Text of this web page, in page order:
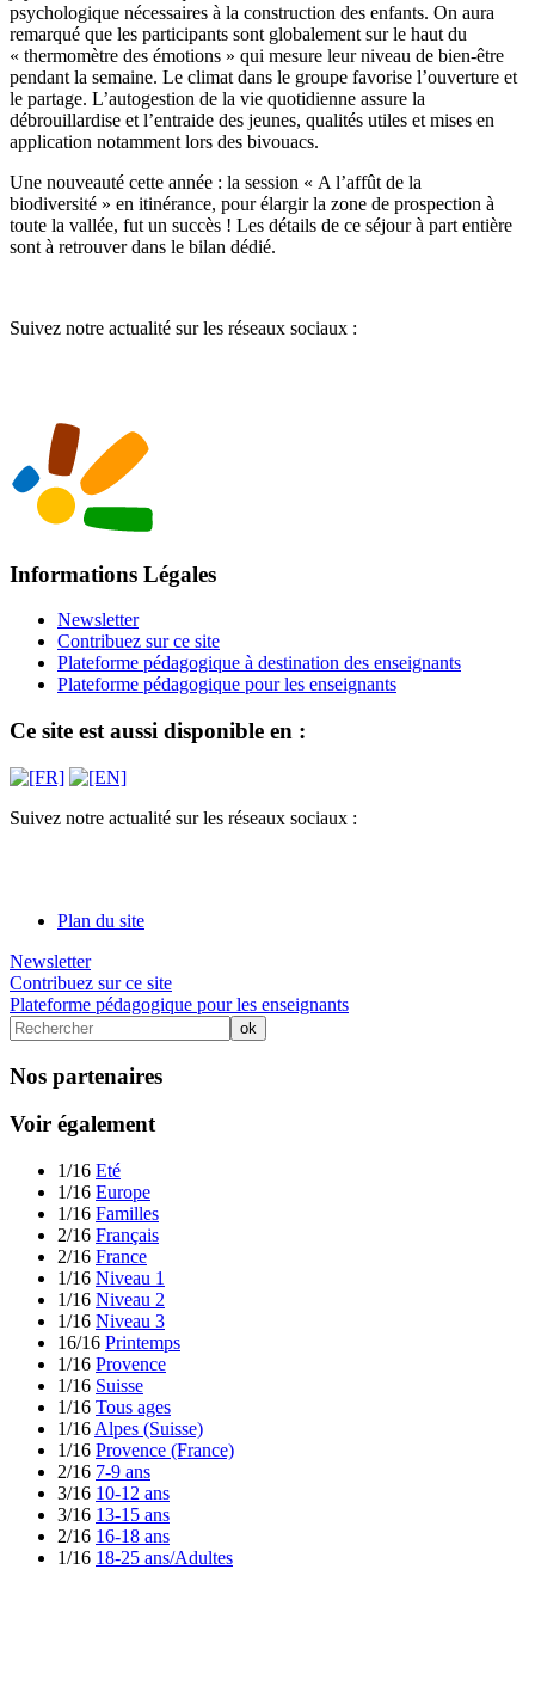
psychologique nécessaires à la construction des enfants. On aura
remarqué que les participants sont globalement sur le haut du
« thermomètre des émotions » qui mesure leur niveau de bien-être
pendant la semaine. Le climat dans le groupe favorise l’ouverture et
le partage. L’autogestion de la vie quotidienne assure la
débrouillardise et l’entraide des jeunes, qualités utiles et mises en
application notamment lors des bivouacs.
Une nouveauté cette année : la session « A l’affût de la
biodiversité » en itinérance, pour élargir la zone de prospection à
toute la vallée, fut un succès ! Les détails de ce séjour à part entière
sont à retrouver dans le bilan dédié.
Suivez notre actualité sur les réseaux sociaux :
Informations Légales
Newsletter
Contribuez sur ce site
Plateforme pédagogique à destination des enseignants
Plateforme pédagogique pour les enseignants
Ce site est aussi disponible en :
Suivez notre actualité sur les réseaux sociaux :
Plan du site
Newsletter
Contribuez sur ce site
Plateforme pédagogique pour les enseignants
Nos partenaires
Voir également
1/16 Eté
1/16 Europe
1/16 Familles
2/16 Français
2/16 France
1/16 Niveau 1
1/16 Niveau 2
1/16 Niveau 3
16/16 Printemps
1/16 Provence
1/16 Suisse
1/16 Tous ages
1/16 Alpes (Suisse)
1/16 Provence (France)
2/16 7-9 ans
3/16 10-12 ans
3/16 13-15 ans
2/16 16-18 ans
1/16 18-25 ans/Adultes